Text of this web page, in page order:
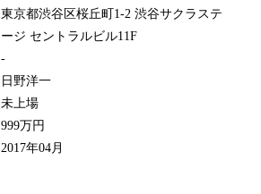
東京都渋谷区桜丘町1-2 渋谷サクラステ
ージ セントラルビル11F
-
日野洋一
未上場
999万円
2017年04月